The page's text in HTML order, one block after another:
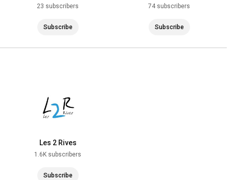
Communiste Yvelines
23 subscribers
Subscribe
74 subscribers
Subscribe
Les 2 Rives
1.6K subscribers
Subscribe